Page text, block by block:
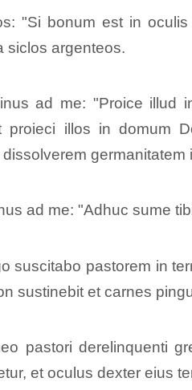
"Si bonum est in
siclos argenteos.
ad me: "Proice illud
proieci illos in domum
germanitatem
ad me: "Adhuc sume
suscitabo pastorem in
sustinebit et carnes
pastori derelinquenti
et oculus dexter eius